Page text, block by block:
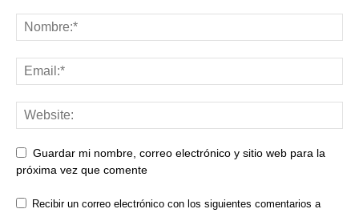
Guardar mi nombre, correo electrónico y sitio web para la
próxima vez que comente
Recibir un correo electrónico con los siguientes comentarios a